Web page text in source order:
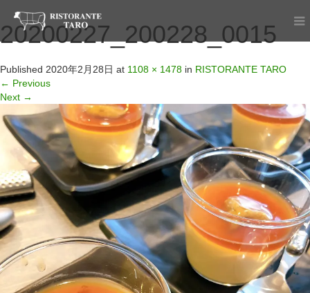
20200227_200228_0015
Published 2020年2月28日 at 1108 × 1478 in RISTORANTE TARO
← Previous
Next →